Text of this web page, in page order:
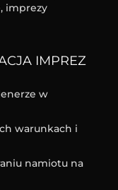
imprezy
IMPREZ
w
warunkach i
namiotu na